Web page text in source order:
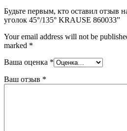
Будьте первым, кто оставил отзыв
уголок 45°/135° KRAUSE 860033”
Your email address will not be
marked *
Ваша оценка *
Ваш отзыв *